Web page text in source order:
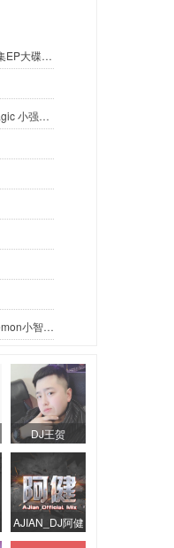
沈阳夜场迪吧2026年07月全新中英文电音合集EP大碟-沈阳DJ小良
los locosEl 3mendo - Dale Que Sube(DJ.Magic 小强Official Mix)
lolita jolie - I Wanna Dance With You（Dj.Demon小智_Reximx）
DJ王贺
AJIAN_DJ阿健